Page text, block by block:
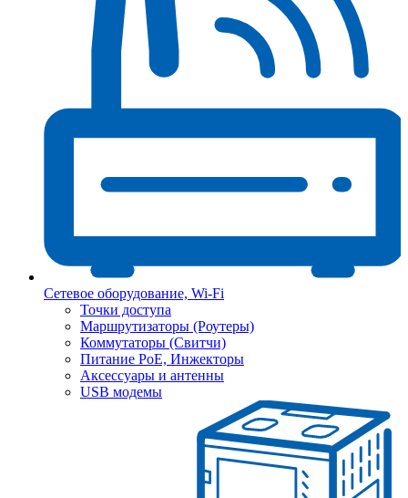
Сетевое оборудование, Wi-Fi
Точки доступа
Маршрутизаторы (Роутеры)
Коммутаторы (Свитчи)
Питание PoE, Инжекторы
Аксессуары и антенны
USB модемы